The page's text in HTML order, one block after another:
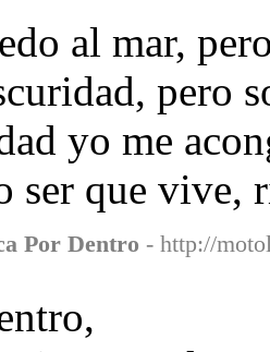
al mar,
pero
yo me
ser que vive,
Por Dentro - http://